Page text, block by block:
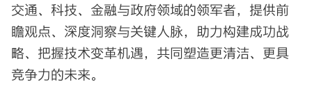
交通、科技、金融与政府领域的领军者，提供前
瞻观点、深度洞察与关键人脉，助力构建成功战
略、把握技术变革机遇，共同塑造更清洁、更具
竞争力的未来。